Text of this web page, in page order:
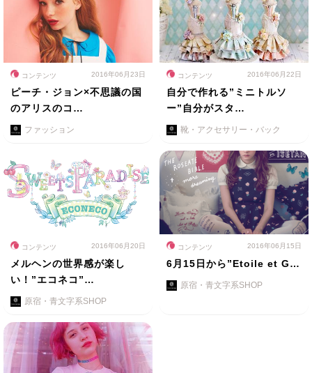
コンテンツ 2016年06月23日
ピーチ・ジョン×不思議の国
のアリスのコ…
ファッション
コンテンツ 2016年06月22日
自分で作れる”ミニトルソ
ー”自分がスタ…
靴・アクセサリー・バック
コンテンツ 2016年06月20日
メルヘンの世界感が楽し
い！”エコネコ”…
原宿・青文字系SHOP
コンテンツ 2016年06月15日
6月15日から”Etoile et G…
原宿・青文字系SHOP